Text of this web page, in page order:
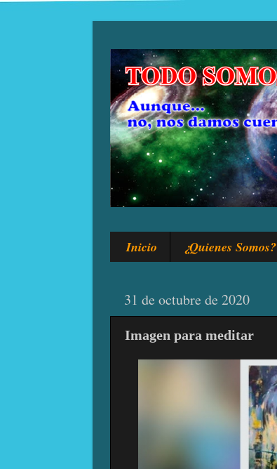
Inicio ¿Quienes Somos?
31 de octubre de 2020
Imagen para meditar